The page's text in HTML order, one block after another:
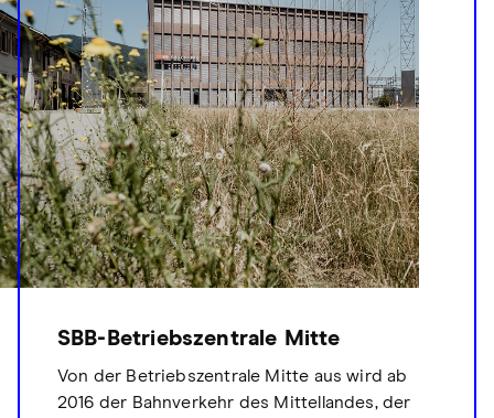
SBB-Betriebszentrale Mitte
Von der Betriebszentrale Mitte aus wird ab
2016 der Bahnverkehr des Mittellandes, der